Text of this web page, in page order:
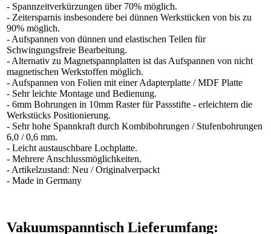
- Spannzeitverkürzungen über 70% möglich.
- Zeitersparnis insbesondere bei dünnen Werkstücken von bis zu
90% möglich.
- Aufspannen von dünnen und elastischen Teilen für
Schwingungsfreie Bearbeitung.
- Alternativ zu Magnetspannplatten ist das Aufspannen von nicht
magnetischen Werkstoffen möglich.
- Aufspannen von Folien mit einer Adapterplatte / MDF Platte
- Sehr leichte Montage und Bedienung.
- 6mm Bohrungen in 10mm Raster für Passstifte - erleichtern die
Werkstücks Positionierung.
- Sehr hohe Spannkraft durch Kombibohrungen / Stufenbohrungen
6,0 / 0,6 mm.
- Leicht austauschbare Lochplatte.
- Mehrere Anschlussmöglichkeiten.
- Artikelzustand: Neu / Originalverpackt
- Made in Germany
Vakuumspanntisch Lieferumfang: